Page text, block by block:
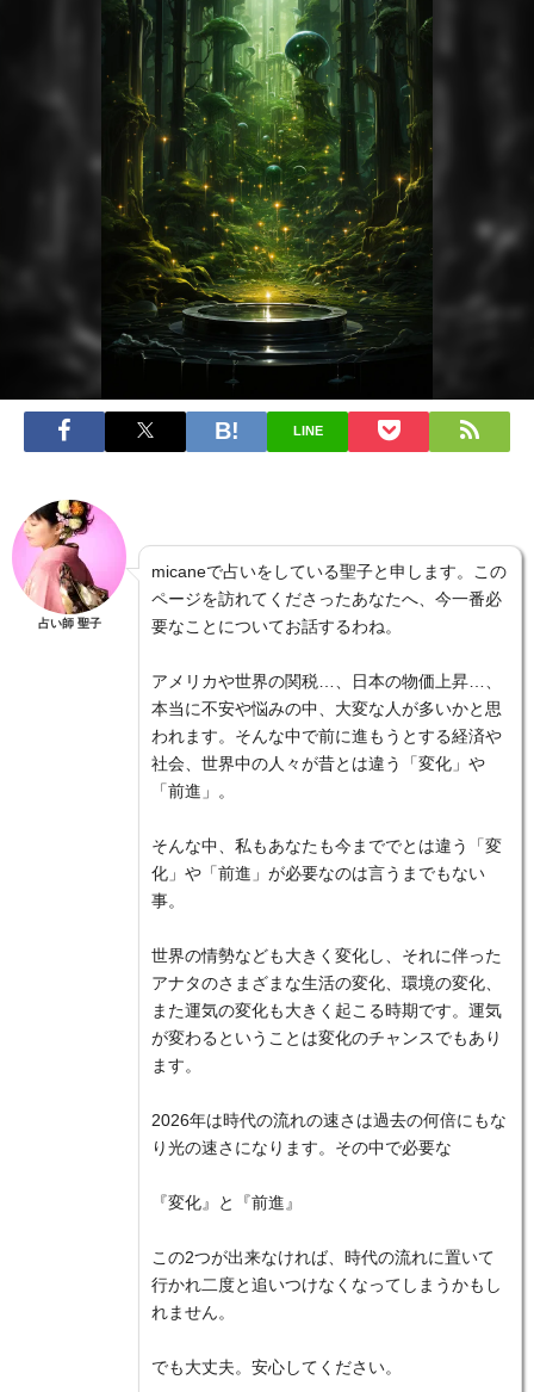
LINE
占い師 聖子
micaneで占いをしている聖子と申します。この
ページを訪れてくださったあなたへ、今一番必
要なことについてお話するわね。
アメリカや世界の関税…、日本の物価上昇…、
本当に不安や悩みの中、大変な人が多いかと思
われます。そんな中で前に進もうとする経済や
社会、世界中の人々が昔とは違う「変化」や
「前進」。
そんな中、私もあなたも今まででとは違う「変
化」や「前進」が必要なのは言うまでもない
事。
世界の情勢なども大きく変化し、それに伴った
アナタのさまざまな生活の変化、環境の変化、
また運気の変化も大きく起こる時期です。運気
が変わるということは変化のチャンスでもあり
ます。
2026年は時代の流れの速さは過去の何倍にもな
り光の速さになります。その中で必要な
『変化』と『前進』
この2つが出来なければ、時代の流れに置いて
行かれ二度と追いつけなくなってしまうかもし
れません。
でも大丈夫。安心してください。